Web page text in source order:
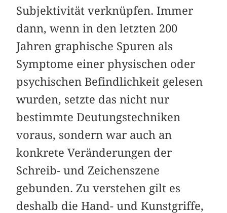
Subjektivität verknüpfen. Immer
dann, wenn in den letzten 200
Jahren graphische Spuren als
Symptome einer physischen oder
psychischen Befindlichkeit gelesen
wurden, setzte das nicht nur
bestimmte Deutungstechniken
voraus, sondern war auch an
konkrete Veränderungen der
Schreib- und Zeichenszene
gebunden. Zu verstehen gilt es
deshalb die Hand- und Kunstgriffe,